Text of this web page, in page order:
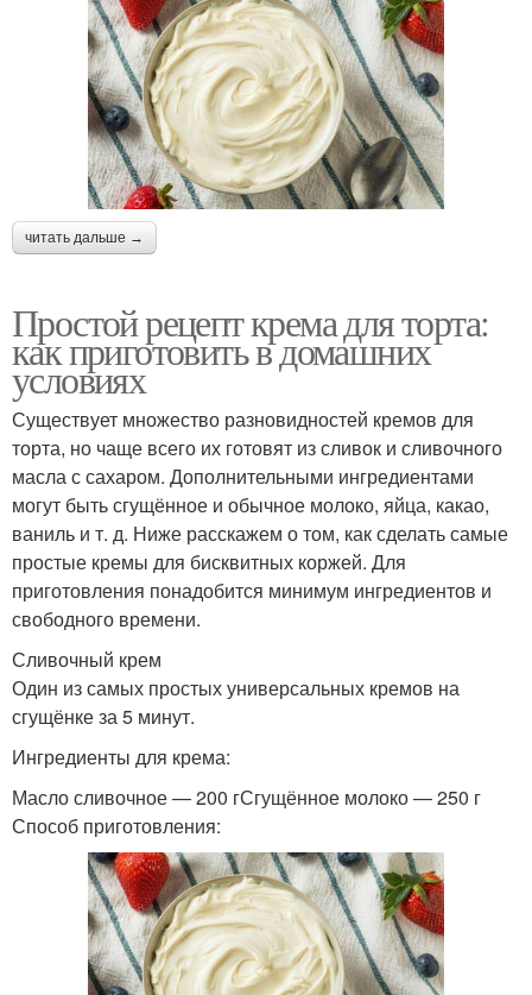
читать дальше →
Простой рецепт крема для торта:
как приготовить в домашних
условиях
Существует множество разновидностей кремов для
торта, но чаще всего их готовят из сливок и сливочного
масла с сахаром. Дополнительными ингредиентами
могут быть сгущённое и обычное молоко, яйца, какао,
ваниль и т. д. Ниже расскажем о том, как сделать самые
простые кремы для бисквитных коржей. Для
приготовления понадобится минимум ингредиентов и
свободного времени.
Сливочный крем
Один из самых простых универсальных кремов на
сгущёнке за 5 минут.
Ингредиенты для крема:
Масло сливочное — 200 гСгущённое молоко — 250 г
Способ приготовления: